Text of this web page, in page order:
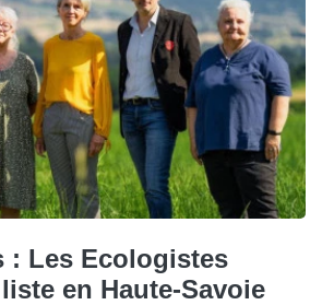
: Les Ecologistes
en Haute-Savoie